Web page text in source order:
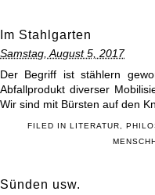
Im Stahlgarten
Samstag, August 5, 2017
Der Begriff ist stählern
Abfallprodukt diverser
Wir sind mit Bürsten auf den
FILED INLITERATUR ,
Sünden usw.